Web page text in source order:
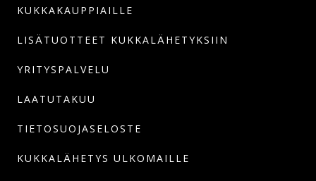
KUKKAKAUPPIAILLE
LISÄTUOTTEET KUKKALÄHETYKSIIN
YRITYSPALVELU
LAATUTAKUU
TIETOSUOJASELOSTE
KUKKALÄHETYS ULKOMAILLE